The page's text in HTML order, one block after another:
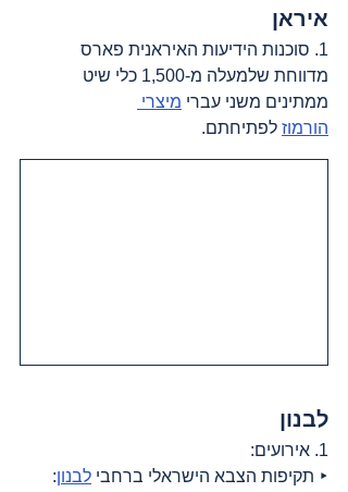
איראן
1. סוכנות הידיעות האיראנית פארס
מדווחת שלמעלה מ-1,500 כלי שיט
ממתינים משני עברי מיצרי
הורמוז לפתיחתם.
לבנון
1. אירועים:
‣ תקיפות הצבא הישראלי ברחבי לבנון: